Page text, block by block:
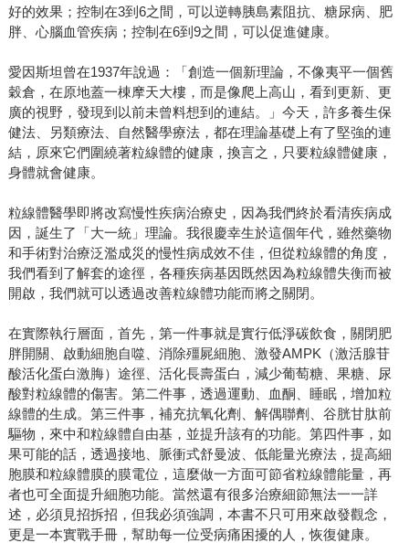
好的效果；控制在3到6之間，可以逆轉胰島素阻抗、糖尿病、肥
胖、心腦血管疾病；控制在6到9之間，可以促進健康。
愛因斯坦曾在1937年說過：「創造一個新理論，不像夷平一個舊
穀倉，在原地蓋一棟摩天大樓，而是像爬上高山，看到更新、更
廣的視野，發現到以前未曾料想到的連結。」今天，許多養生保
健法、另類療法、自然醫學療法，都在理論基礎上有了堅強的連
結，原來它們圍繞著粒線體的健康，換言之，只要粒線體健康，
身體就會健康。
粒線體醫學即將改寫慢性疾病治療史，因為我們終於看清疾病成
因，誕生了「大一統」理論。我很慶幸生於這個年代，雖然藥物
和手術對治療泛濫成災的慢性病成效不佳，但從粒線體的角度，
我們看到了解套的途徑，各種疾病基因既然因為粒線體失衡而被
開啟，我們就可以透過改善粒線體功能而將之關閉。
在實際執行層面，首先，第一件事就是實行低淨碳飲食，關閉肥
胖開關、啟動細胞自噬、消除殭屍細胞、激發AMPK（激活腺苷
酸活化蛋白激脢）途徑、活化長壽蛋白，減少葡萄糖、果糖、尿
酸對粒線體的傷害。第二件事，透過運動、血酮、睡眠，增加粒
線體的生成。第三件事，補充抗氧化劑、解偶聯劑、谷胱甘肽前
驅物，來中和粒線體自由基，並提升該有的功能。第四件事，如
果可能的話，透過接地、脈衝式舒曼波、低能量光療法，提高細
胞膜和粒線體膜的膜電位，這麼做一方面可節省粒線體能量，再
者也可全面提升細胞功能。當然還有很多治療細節無法一一詳
述，必須見招拆招，但我必須強調，本書不只可用來啟發觀念，
更是一本實戰手冊，幫助每一位受病痛困擾的人，恢復健康。